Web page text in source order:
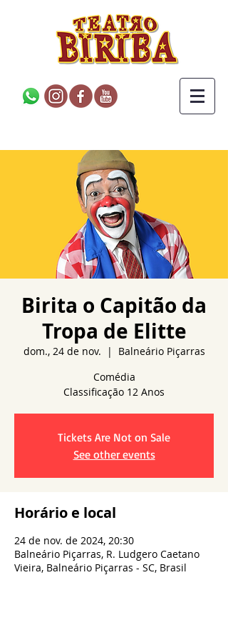
Birita o Capitão da
Tropa de Elitte
dom., 24 de nov.
  |
Balneário Piçarras
Comédia
Tickets Are Not on Sale
See other events
Horário e local
24 de nov. de 2024, 20:30
Balneário Piçarras, R. Ludgero Caetano
Vieira, Balneário Piçarras - SC, Brasil